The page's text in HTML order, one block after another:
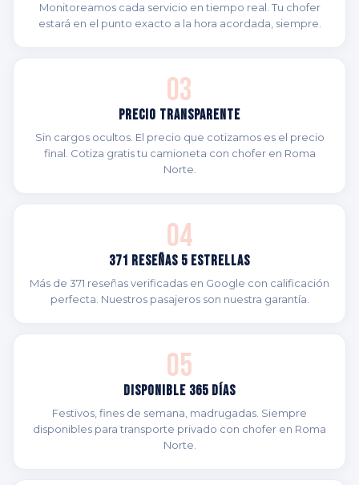
Monitoreamos cada servicio en tiempo real. Tu chofer
estará en el punto exacto a la hora acordada, siempre.
03
Precio Transparente
Sin cargos ocultos. El precio que cotizamos es el precio
final. Cotiza gratis tu camioneta con chofer en Roma
Norte.
04
371 Reseñas 5 Estrellas
Más de 371 reseñas verificadas en Google con calificación
perfecta. Nuestros pasajeros son nuestra garantía.
05
Disponible 365 Días
Festivos, fines de semana, madrugadas. Siempre
disponibles para transporte privado con chofer en Roma
Norte.